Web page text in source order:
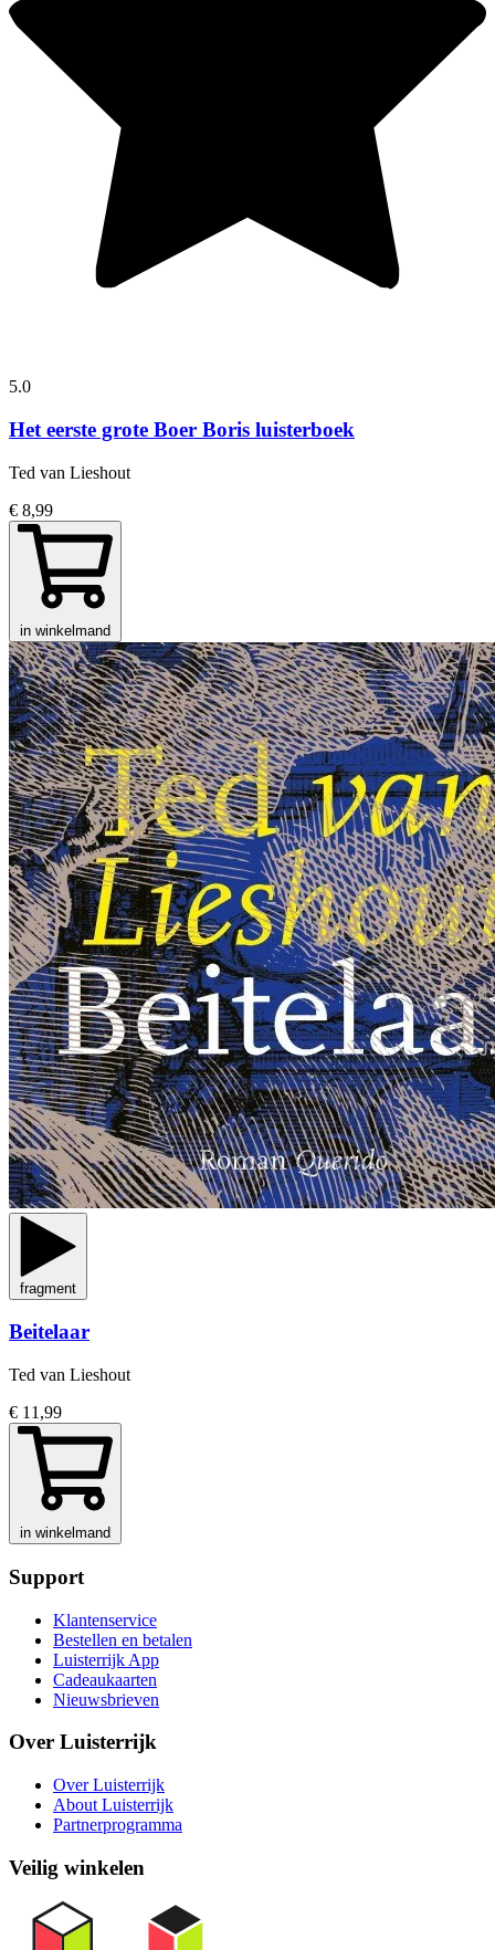
5.0
Het eerste grote Boer Boris luisterboek
Ted van Lieshout
€ 8,99
in winkelmand
fragment
Beitelaar
Ted van Lieshout
€ 11,99
in winkelmand
Support
Klantenservice
Bestellen en betalen
Luisterrijk App
Cadeaukaarten
Nieuwsbrieven
Over Luisterrijk
Over Luisterrijk
About Luisterrijk
Partnerprogramma
Veilig winkelen